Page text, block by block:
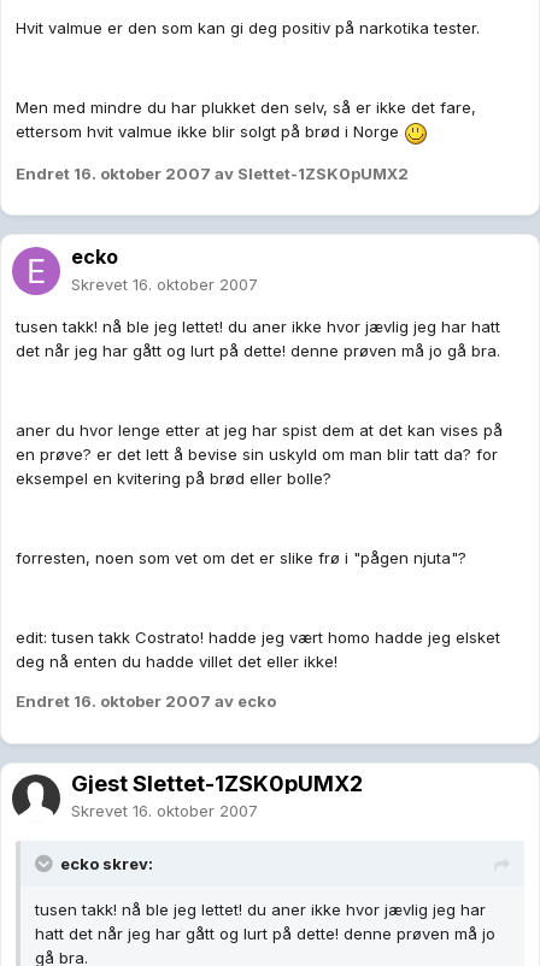
Hvit valmue er den som kan gi deg positiv på narkotika tester.
Men med mindre du har plukket den selv, så er ikke det fare,
ettersom hvit valmue ikke blir solgt på brød i Norge
Endret 16. oktober 2007 av Slettet-1ZSK0pUMX2
ecko
Skrevet 16. oktober 2007
tusen takk! nå ble jeg lettet! du aner ikke hvor jævlig jeg har hatt
det når jeg har gått og lurt på dette! denne prøven må jo gå bra.
aner du hvor lenge etter at jeg har spist dem at det kan vises på
en prøve? er det lett å bevise sin uskyld om man blir tatt da? for
eksempel en kvitering på brød eller bolle?
forresten, noen som vet om det er slike frø i "pågen njuta"?
edit: tusen takk Costrato! hadde jeg vært homo hadde jeg elsket
deg nå enten du hadde villet det eller ikke!
Endret 16. oktober 2007 av ecko
Gjest Slettet-1ZSK0pUMX2
Skrevet 16. oktober 2007
ecko skrev:
tusen takk! nå ble jeg lettet! du aner ikke hvor jævlig jeg har
hatt det når jeg har gått og lurt på dette! denne prøven må jo
gå bra.